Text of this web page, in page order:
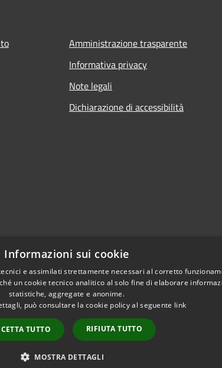
Amministrazione trasparente
Informativa privacy
Note legali
Dichiarazione di accessibilità
Intranet Copyright © 2026 • Comune di
Informazioni sui cookie
e assimilati strettamente necessari al corretto
un cookie tecnico analitico al solo fine di elaborare
statistiche, aggregate e anonime.
può consultare la cookie policy al seguente link
TUTTO RIFIUTA TUTTO
MOSTRA DETTAGLI